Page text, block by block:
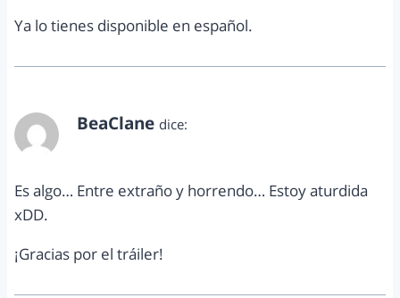
Ya lo tienes disponible en español.
BeaClane dice:
Es algo… Entre extraño y horrendo… Estoy aturdida
xDD.
¡Gracias por el tráiler!